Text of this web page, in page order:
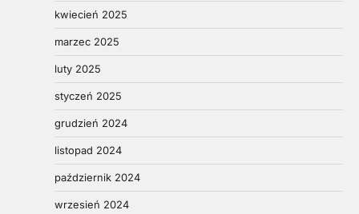
kwiecień 2025
marzec 2025
luty 2025
styczeń 2025
grudzień 2024
listopad 2024
październik 2024
wrzesień 2024